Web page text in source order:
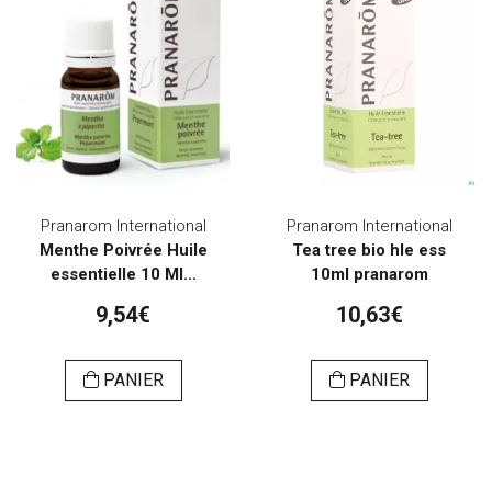
Pranarom International
Menthe Poivrée Huile
essentielle 10 Ml...
9,54€
PANIER
Pranarom International
Tea tree bio hle ess
10ml pranarom
10,63€
PANIER